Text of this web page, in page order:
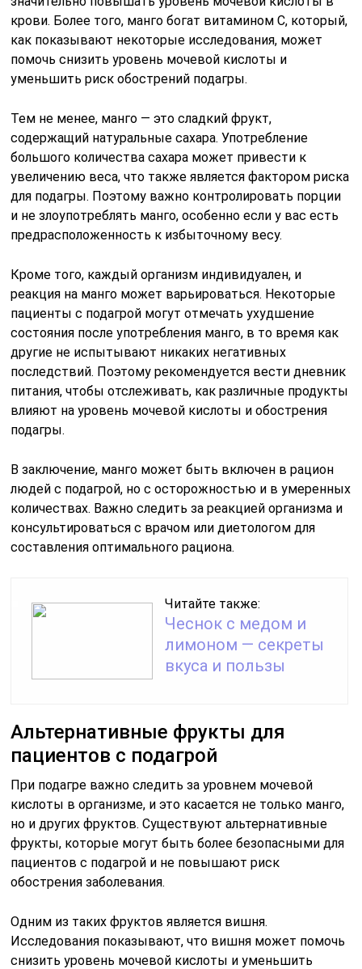
крови. Более того, манго богат витамином C, который,
как показывают некоторые исследования, может
помочь снизить уровень мочевой кислоты и
уменьшить риск обострений подагры.
Тем не менее, манго — это сладкий фрукт,
содержащий натуральные сахара. Употребление
большого количества сахара может привести к
увеличению веса, что также является фактором риска
для подагры. Поэтому важно контролировать порции
и не злоупотреблять манго, особенно если у вас есть
предрасположенность к избыточному весу.
Кроме того, каждый организм индивидуален, и
реакция на манго может варьироваться. Некоторые
пациенты с подагрой могут отмечать ухудшение
состояния после употребления манго, в то время как
другие не испытывают никаких негативных
последствий. Поэтому рекомендуется вести дневник
питания, чтобы отслеживать, как различные продукты
влияют на уровень мочевой кислоты и обострения
подагры.
В заключение, манго может быть включен в рацион
людей с подагрой, но с осторожностью и в умеренных
количествах. Важно следить за реакцией организма и
консультироваться с врачом или диетологом для
составления оптимального рациона.
Читайте также:
Чеснок с медом и
лимоном — секреты
вкуса и пользы
Альтернативные фрукты для
пациентов с подагрой
При подагре важно следить за уровнем мочевой
кислоты в организме, и это касается не только манго,
но и других фруктов. Существуют альтернативные
фрукты, которые могут быть более безопасными для
пациентов с подагрой и не повышают риск
обострения заболевания.
Одним из таких фруктов является вишня.
Исследования показывают, что вишня может помочь
снизить уровень мочевой кислоты и уменьшить